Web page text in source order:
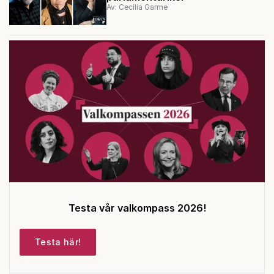
Av: Cecilia Garme
Testa vår valkompass 2026!
Testa här!